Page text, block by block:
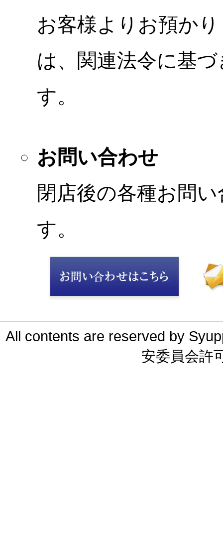
お客様よりお預か
は、関連法令に基
す。
お問い合わせ
閉店後の各種お問
す。
All contents are reserved by
安委員会許